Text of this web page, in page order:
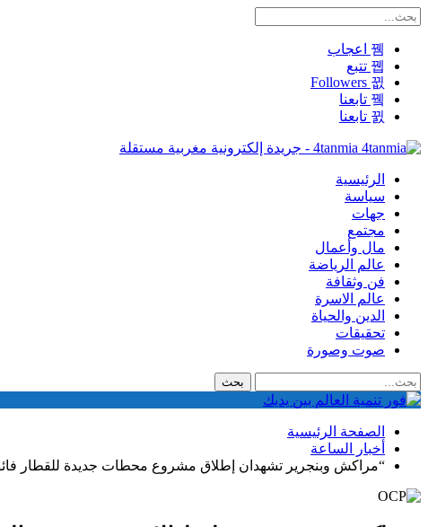
اعجاب
تتبع
تابعنا
تابعنا
4tanmia - جريدة إلكترونية مغربية مستقلة
الرئيسية
سياسة
جهات
مجتمع
مال وأعمال
عالم الرياضة
فن وثقافة
عالم الاسرة
الدين والحياة
تحقيقات
صوت وصورة
الصفحة الرئيسية
أخبار الساعة
“مراكش وبنجرير تشهدان إطلاق مشروع محطات جديدة للقطار